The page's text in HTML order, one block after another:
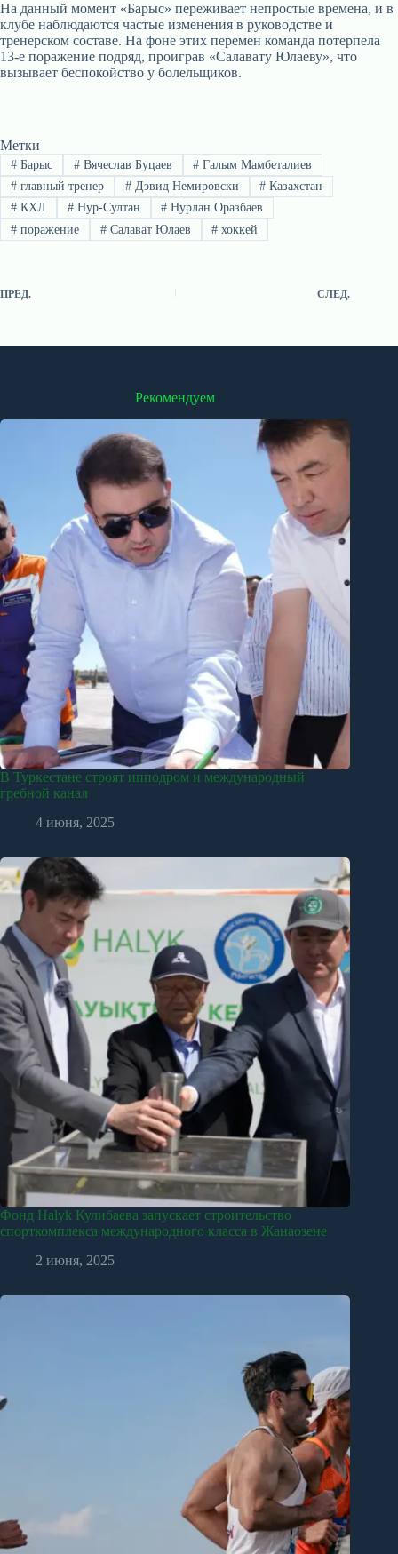
На данный момент «Барыс» переживает непростые времена, и в
клубе наблюдаются частые изменения в руководстве и
тренерском составе. На фоне этих перемен команда потерпела
13-е поражение подряд, проиграв «Салавату Юлаеву», что
вызывает беспокойство у болельщиков.
Метки
#Барыс #Вячеслав Буцаев # Галым Мамбеталиев
#главный тренер #Дэвид Немировски # Казахстан
#КХЛ #Нур-Султан # Нурлан Оразбаев
#поражение #Салават Юлаев # хоккей
ПРЕД. СЛЕД.
Рекомендуем
В Туркестане строят ипподром и международный
гребной канал
4 июня, 2025
Фонд Halyk Кулибаева запускает строительство
спорткомплекса международного класса в Жанаозене
2 июня, 2025